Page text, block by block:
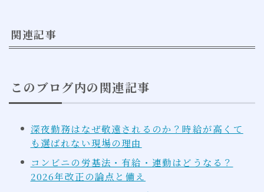
関連記事
このブログ内の関連記事
深夜勤務はなぜ敬遠されるのか？時給が高くて
も選ばれない現場の理由
コンビニの労基法・有給・連勤はどうなる？
2026年改正の論点と備え